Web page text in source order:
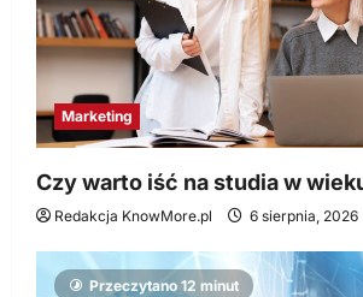
Marketing
Czy warto iść na studia w
Redakcja KnowMore.pl 6 sierpnia, 2026
Przeczytano 12 minut